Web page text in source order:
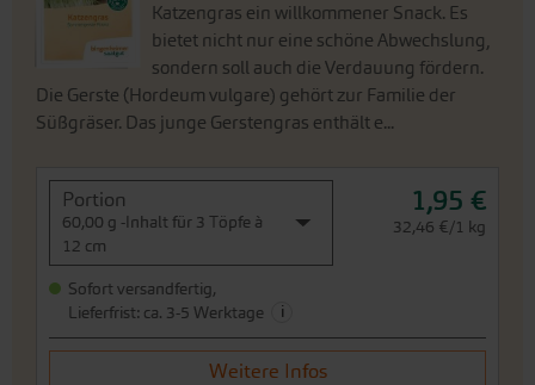
Katzengras ein willkommener Snack. Es
bietet nicht nur eine schöne Abwechslung,
sondern soll auch die Verdauung fördern.
Die Gerste (Hordeum vulgare) gehört zur Familie der
Süßgräser. Das junge Gerstengras enthält e...
Portion
60,00 g -Inhalt für 3 Töpfe à
12 cm
1,95 €
32,46 €/1 kg
Sofort versandfertig,
Lieferfrist: ca. 3-5 Werktage
i
Weitere Infos